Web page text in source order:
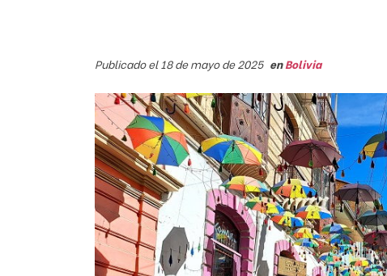
Publicado el 18 de mayo de 2025 enBolivia